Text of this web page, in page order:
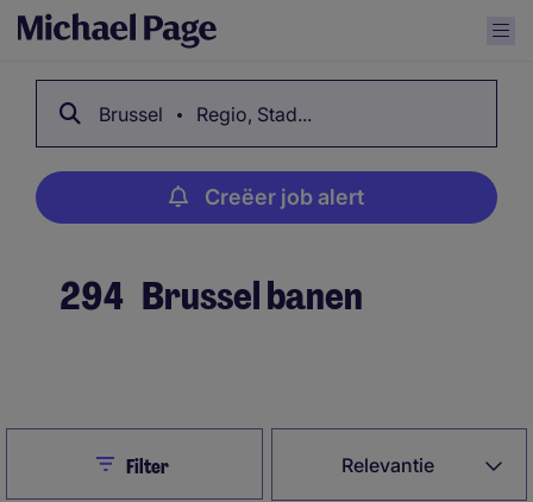
Brussel Regio, Stad...
Creëer job alert
294 Brussel banen
Relevantie
CloseFilter